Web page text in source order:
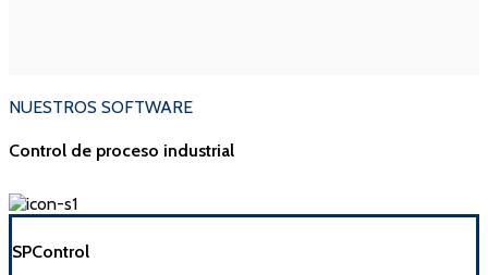
NUESTROS SOFTWARE
Control de proceso industrial
SPControl